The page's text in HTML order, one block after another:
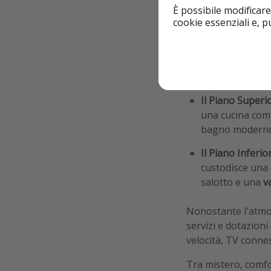
circondati da
Il vero colpo di
relax, dovrete
su due livelli
Il Piano
una cucina
bagno
Il Piano
custodisce
salotto e una
Nonostante
servizi e
velocità, TV
Tra mistero,
È possibile
cookie essenziali e,